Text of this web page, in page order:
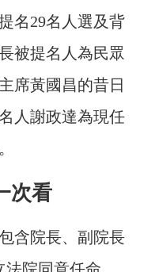
名29名人選及背
被提名人為民眾
席黃國昌的昔日
人謝政達為現任
次看
含院長、副院長